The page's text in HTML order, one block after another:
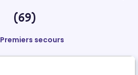
(69)
secours